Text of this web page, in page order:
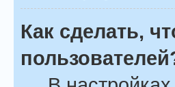
Как сделать,